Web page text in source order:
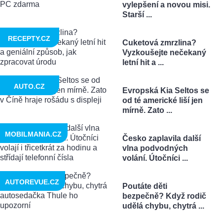
vylepšení a novou misi.
Starší ...
Cuketová zmrzlina?
Vyzkoušejte nečekaný
letní hit a ...
RECEPTY.CZ
Evropská Kia Seltos se
od té americké liší jen
mírně. Zato ...
AUTO.CZ
Česko zaplavila další
vlna podvodných
volání. Útočníci ...
MOBILMANIA.CZ
Poutáte děti
bezpečně? Když rodič
udělá chybu, chytrá ...
AUTOREVUE.CZ